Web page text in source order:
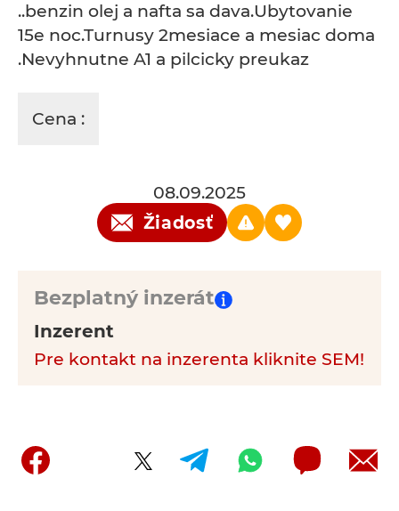
..benzin olej a nafta sa dava.Ubytovanie
15e noc.Turnusy 2mesiace a mesiac doma
.Nevyhnutne A1 a pilcicky preukaz
Cena :
08.09.2025
Žiadosť
Bezplatný inzerát
Inzerent
Pre kontakt na inzerenta kliknite SEM!